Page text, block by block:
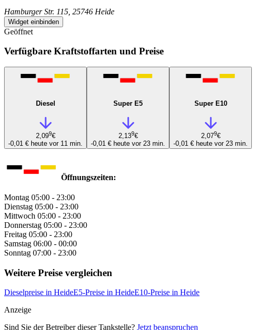
Hamburger Str. 115, 25746 Heide
Widget einbinden
Geöffnet
Verfügbare Kraftstoffarten und Preise
Diesel
2,099€
-0,01 € heute vor 11 min.
Super E5
2,139€
-0,01 € heute vor 23 min.
Super E10
2,079€
-0,01 € heute vor 23 min.
Öffnungszeiten:
Montag 05:00 - 23:00
Dienstag 05:00 - 23:00
Mittwoch 05:00 - 23:00
Donnerstag 05:00 - 23:00
Freitag 05:00 - 23:00
Samstag 06:00 - 00:00
Sonntag 07:00 - 23:00
Weitere Preise vergleichen
Dieselpreise in HeideE5-Preise in HeideE10-Preise in Heide
Anzeige
Sind Sie der Betreiber dieser Tankstelle? Jetzt beanspruchen